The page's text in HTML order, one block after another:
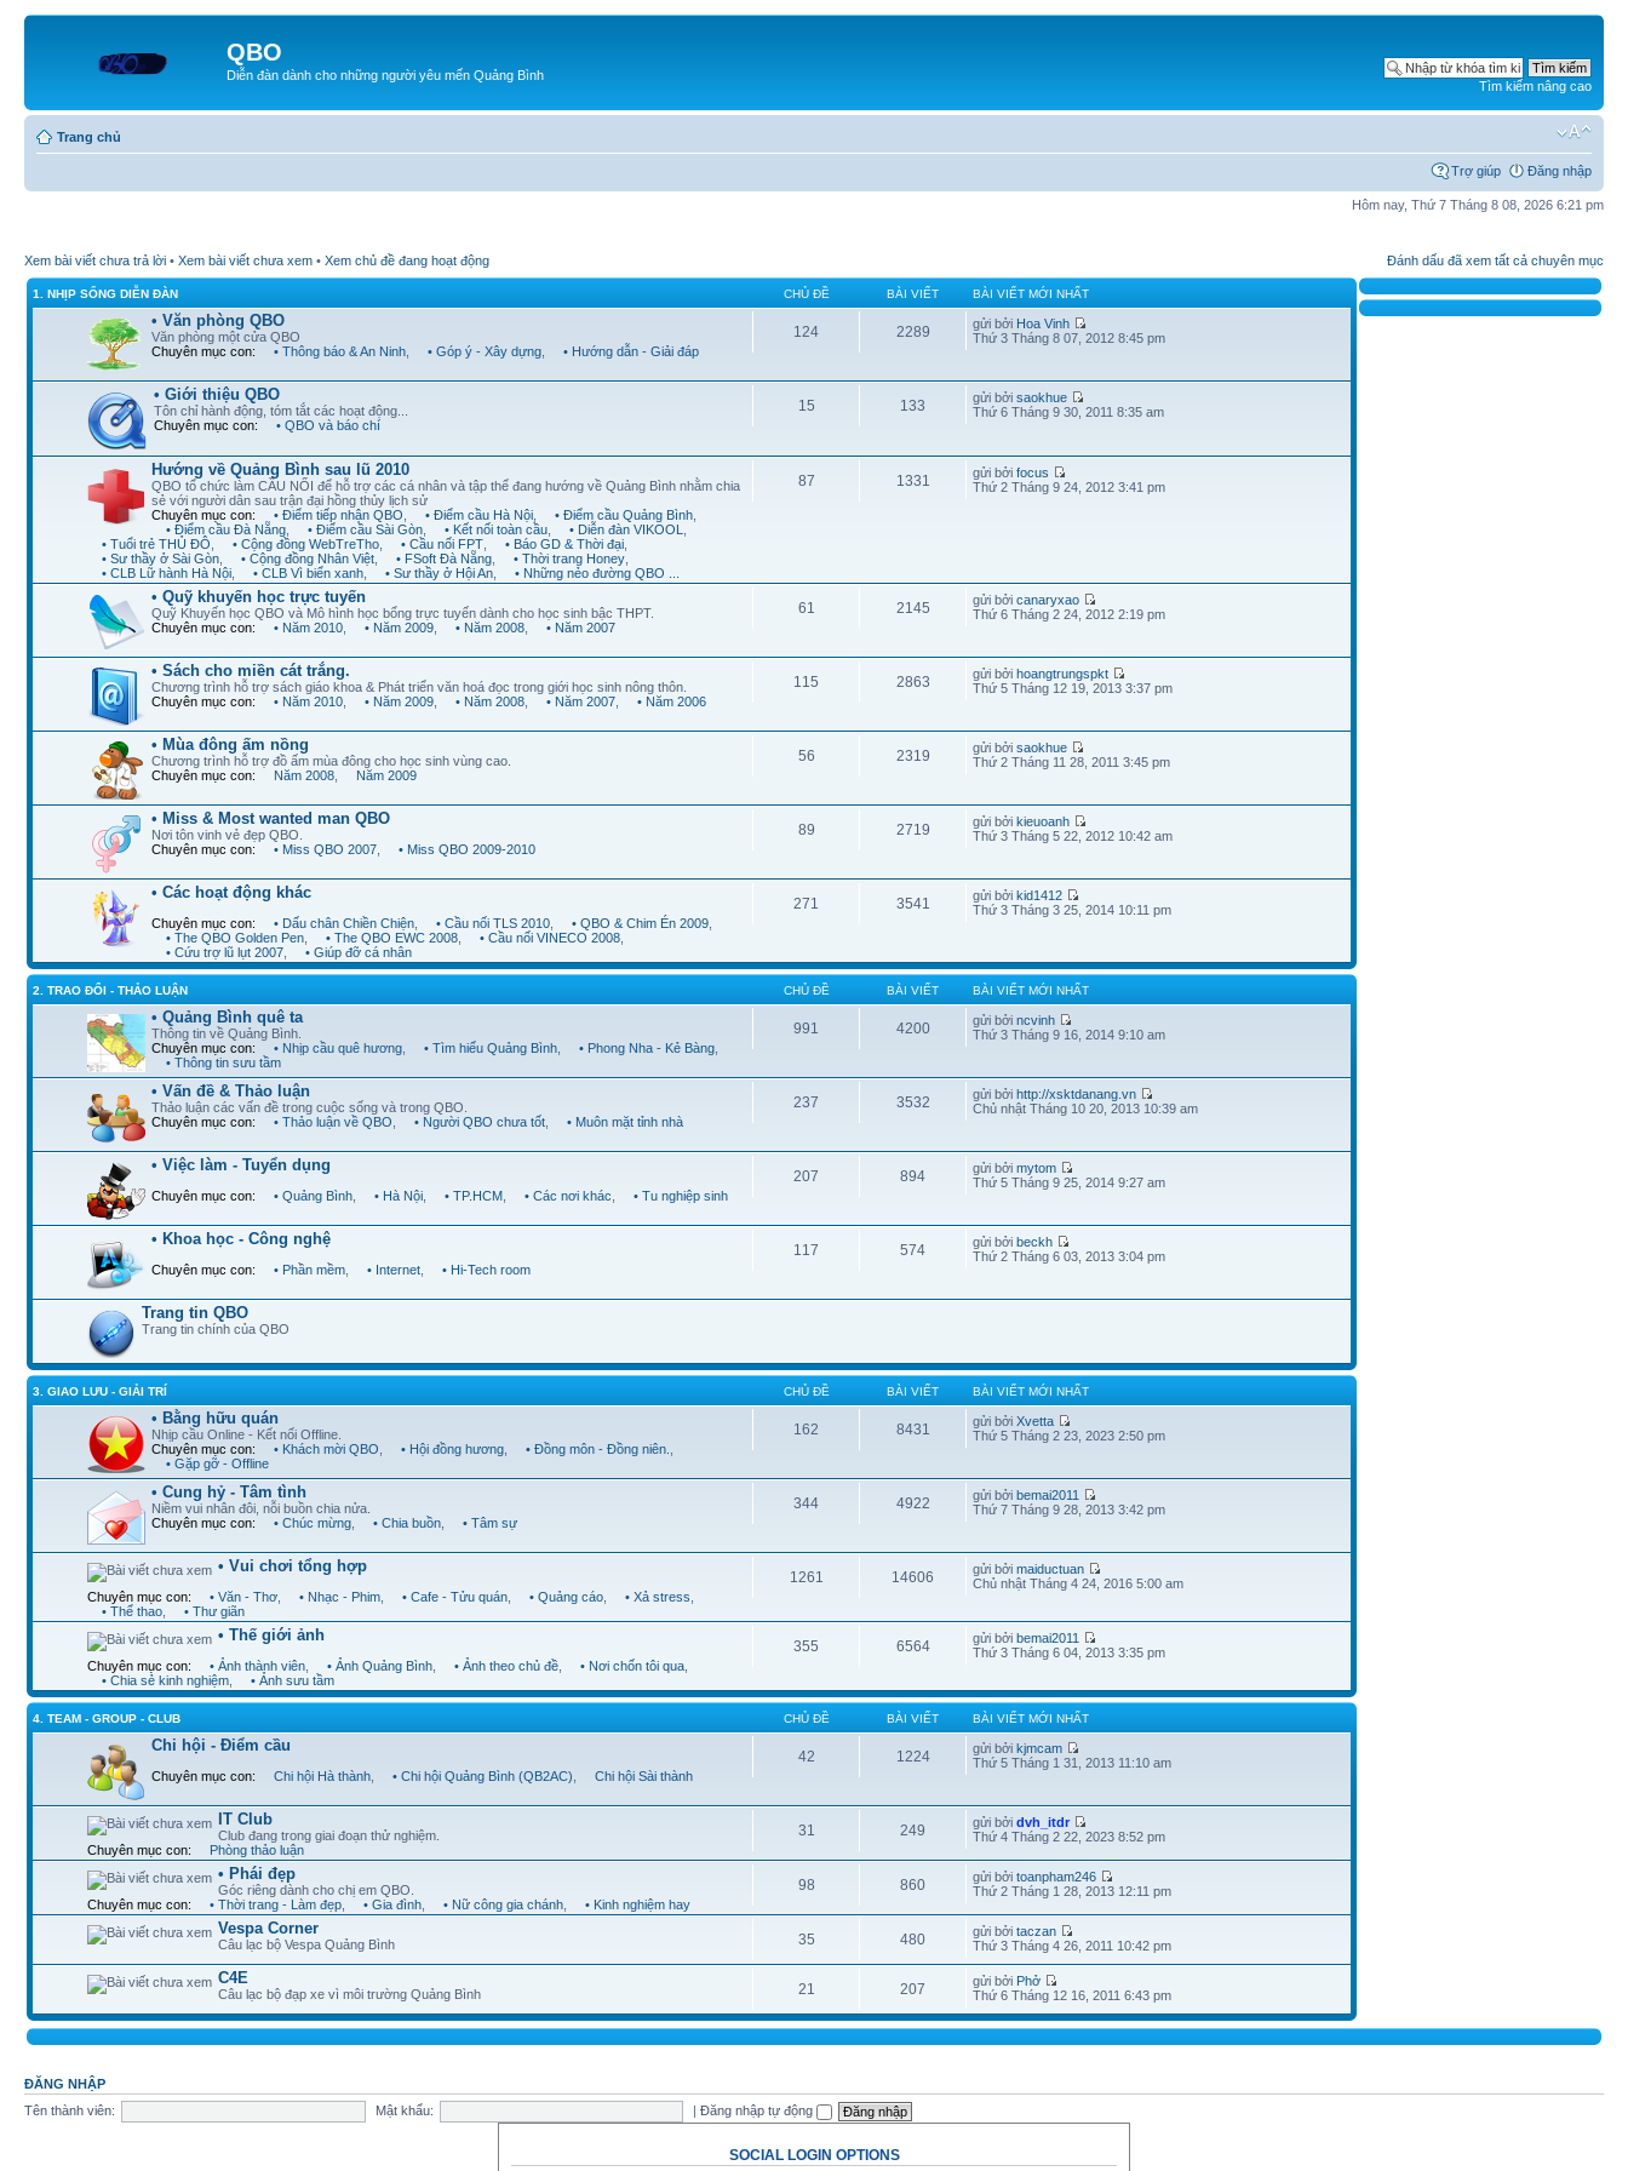
QBO
Diễn đàn dành cho những người yêu mến Quảng Bình
Tìm kiếm nâng cao
Trang chủ
Trợ giúp Đăng nhập
Hôm nay, Thứ 7 Tháng 8 08, 2026 6:21 pm
Xem bài viết chưa trả lời • Xem bài viết chưa xem • Xem chủ đề đang hoạt động Đánh dấu đã xem tất cả chuyên mục
1. NHỊP SỐNG DIỄN ĐÀN CHỦ ĐỀ BÀI VIẾT BÀI VIẾT MỚI NHẤT
• Văn phòng QBO
Văn phòng một cửa QBO
Chuyên mục con:
• Thông báo & An Ninh • Góp ý - Xây dựng • Hướng dẫn - Giải đáp
124 2289 gửi bởi Hoa Vinh
Thứ 3 Tháng 8 07, 2012 8:45 pm
• Giới thiệu QBO
Tôn chỉ hành động, tóm tắt các hoạt động...
Chuyên mục con:
• QBO và báo chí
15 133 gửi bởisaokhue
Thứ 6 Tháng 9 30, 2011 8:35 am
Hướng về Quảng Bình sau lũ 2010
QBO tổ chức làm CẦU NỐI để hỗ trợ các cá nhân và tập thể đang hướng về Quảng Bình nhằm chia
sẻ với người dân sau trận đại hồng thủy lịch sử
Chuyên mục con:
• Điểm tiếp nhận QBO • Điểm cầu Hà Nội • Điểm cầu Quảng Bình
• Điểm cầu Đà Nẵng
• Điểm cầu Sài Gòn • Kết nối toàn cầu • Diễn đàn VIKOOL
• Tuổi trẻ THỦ ĐÔ
• Cộng đồng WebTreTho • Cầu nối FPT • Báo GD & Thời đại
• Sư thầy ở Sài Gòn
• Cộng đồng Nhân Việt • FSoft Đà Nẵng • Thời trang Honey
• CLB Lữ hành Hà Nội
• CLB Vì biển xanh • Sư thầy ở Hội An • Những nẻo đường QBO ...
87 1331 gửi bởifocus
Thứ 2 Tháng 9 24, 2012 3:41 pm
• Quỹ khuyến học trực tuyến
Quỹ Khuyến học QBO và Mô hình học bổng trực tuyến dành cho học sinh bậc THPT.
Chuyên mục con:
• Năm 2010 • Năm 2009 • Năm 2008 • Năm 2007
61 2145 gửi bởicanaryxao
Thứ 6 Tháng 2 24, 2012 2:19 pm
• Sách cho miền cát trắng.
Chương trình hỗ trợ sách giáo khoa & Phát triển văn hoá đọc trong giới học sinh nông thôn.
Chuyên mục con:
• Năm 2010 • Năm 2009 • Năm 2008 • Năm 2007 • Năm 2006
115 2863 gửi bởihoangtrungspkt
Thứ 5 Tháng 12 19, 2013 3:37 pm
• Mùa đông ấm nồng
Chương trình hỗ trợ đồ ấm mùa đông cho học sinh vùng cao.
Chuyên mục con:
Năm 2008 Năm 2009
56 2319 gửi bởisaokhue
Thứ 2 Tháng 11 28, 2011 3:45 pm
• Miss & Most wanted man QBO
Nơi tôn vinh vẻ đẹp QBO.
Chuyên mục con:
• Miss QBO 2007 • Miss QBO 2009-2010
89 2719 gửi bởikieuoanh
Thứ 3 Tháng 5 22, 2012 10:42 am
• Các hoạt động khác
Chuyên mục con: • Dấu chân Chiền Chiện • Cầu nối TLS 2010 • QBO & Chim Én 2009
• The QBO Golden Pen
• The QBO EWC 2008 • Cầu nối VINECO 2008
• Cứu trợ lũ lụt 2007
• Giúp đỡ cá nhân
271 3541 gửi bởikid1412
Thứ 3 Tháng 3 25, 2014 10:11 pm
2. TRAO ĐỔI - THẢO LUẬN CHỦ ĐỀ BÀI VIẾT BÀI VIẾT MỚI NHẤT
• Quảng Bình quê ta
Thông tin về Quảng Bình.
Chuyên mục con:
• Nhịp cầu quê hương • Tìm hiểu Quảng Bình • Phong Nha - Kẻ Bàng
• Thông tin sưu tầm
991 4200 gửi bởincvinh
Thứ 3 Tháng 9 16, 2014 9:10 am
• Vấn đề & Thảo luận
Thảo luận các vấn đề trong cuộc sống và trong QBO.
Chuyên mục con:
• Thảo luận về QBO • Người QBO chưa tốt • Muôn mặt tỉnh nhà
237 3532 gửi bởihttp://xsktdanang.vn
Chủ nhật Tháng 10 20, 2013 10:39 am
• Việc làm - Tuyển dụng
Chuyên mục con: • Quảng Bình • Hà Nội • TP.HCM • Các nơi khác • Tu nghiệp sinh
207 894 gửi bởimytom
Thứ 5 Tháng 9 25, 2014 9:27 am
• Khoa học - Công nghệ
Chuyên mục con: • Phần mềm • Internet • Hi-Tech room
117 574 gửi bởibeckh
Thứ 2 Tháng 6 03, 2013 3:04 pm
Trang tin QBO
Trang tin chính của QBO
3. GIAO LƯU - GIẢI TRÍ CHỦ ĐỀ BÀI VIẾT BÀI VIẾT MỚI NHẤT
• Bằng hữu quán
Nhịp cầu Online - Kết nối Offline.
Chuyên mục con:
• Khách mời QBO • Hội đồng hương • Đồng môn - Đồng niên.
• Gặp gỡ - Offline
162 8431 gửi bởiXvetta
Thứ 5 Tháng 2 23, 2023 2:50 pm
• Cung hỷ - Tâm tình
Niềm vui nhân đôi, nỗi buồn chia nửa.
Chuyên mục con:
• Chúc mừng • Chia buồn • Tâm sự
344 4922 gửi bởibemai2011
Thứ 7 Tháng 9 28, 2013 3:42 pm
• Vui chơi tổng hợp
Chuyên mục con: • Văn - Thơ • Nhạc - Phim • Cafe - Tửu quán • Quảng cáo • Xả stress
• Thể thao
• Thư giãn
1261 14606 gửi bởimaiductuan
Chủ nhật Tháng 4 24, 2016 5:00 am
• Thế giới ảnh
Chuyên mục con: • Ảnh thành viên • Ảnh Quảng Bình • Ảnh theo chủ đề • Nơi chốn tôi qua
• Chia sẻ kinh nghiệm
• Ảnh sưu tầm
355 6564 gửi bởibemai2011
Thứ 3 Tháng 6 04, 2013 3:35 pm
4. TEAM - GROUP - CLUB CHỦ ĐỀ BÀI VIẾT BÀI VIẾT MỚI NHẤT
Chi hội - Điểm cầu
Chuyên mục con: Chi hội Hà thành • Chi hội Quảng Bình (QB2AC) Chi hội Sài thành
42 1224 gửi bởikjmcam
Thứ 5 Tháng 1 31, 2013 11:10 am
IT Club
Club đang trong giai đoạn thử nghiệm.
Chuyên mục con:
Phòng thảo luận
31 249 gửi bởidvh_itdr
Thứ 4 Tháng 2 22, 2023 8:52 pm
• Phái đẹp
Góc riêng dành cho chị em QBO.
Chuyên mục con:
• Thời trang - Làm đẹp • Gia đình • Nữ công gia chánh • Kinh nghiệm hay
98 860 gửi bởitoanpham246
Thứ 2 Tháng 1 28, 2013 12:11 pm
Vespa Corner
Câu lạc bộ Vespa Quảng Bình 35 480 gửi bởitaczan
Thứ 3 Tháng 4 26, 2011 10:42 pm
C4E
Câu lạc bộ đạp xe vì môi trường Quảng Bình 21 207 gửi bởi Phở
Thứ 6 Tháng 12 16, 2011 6:43 pm
ĐĂNG NHẬP
Tên thành viên:
Mật khẩu: |Đăng nhập tự động
SOCIAL LOGIN OPTIONS